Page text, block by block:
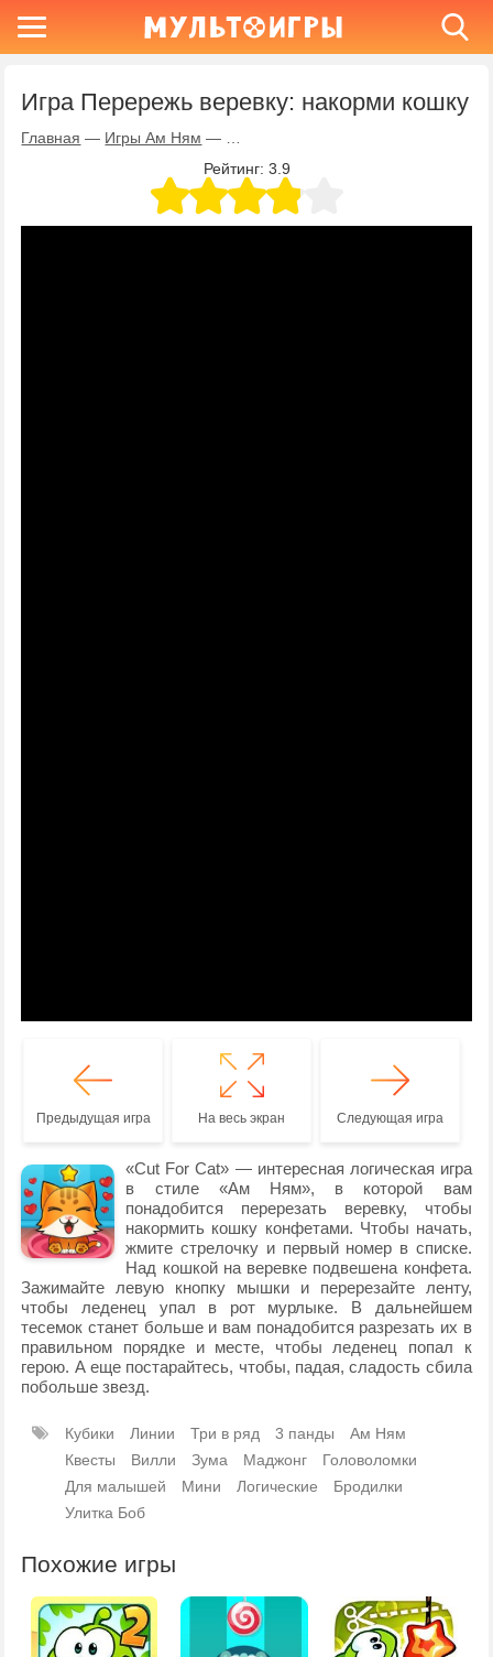
Игра Перережь веревку: накорми кошку
Главная — Игры Ам Ням —
Рейтинг: 3.9
Предыдущая игра На весь экран Следующая игра
«Cut For Cat» — интересная логическая игра
в стиле «Ам Ням», в которой вам
понадобится перерезать веревку, чтобы
накормить кошку конфетами. Чтобы начать,
жмите стрелочку и первый номер в списке.
Над кошкой на веревке подвешена конфета.
Зажимайте левую кнопку мышки и перерезайте ленту,
чтобы леденец упал в рот мурлыке. В дальнейшем
тесемок станет больше и вам понадобится разрезать их в
правильном порядке и месте, чтобы леденец попал к
герою. А еще постарайтесь, чтобы, падая, сладость сбила
побольше звезд.
Кубики Линии Три в ряд 3 панды
Ам Ням
Квесты
Вилли Зума Маджонг
Головоломки
Для малышей
Мини Логические
Бродилки
Улитка Боб
Похожие игры